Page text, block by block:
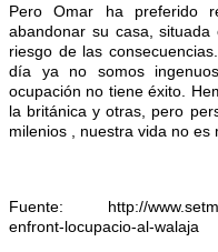
Pero Omar ha preferido
abandonar su casa,
riesgo de las
día ya no somos
ocupación no tiene éxito.
la británica y otras, pero
milenios , nuestra vida no es
Fuente: http://
enfront-locupacio-al-walaja